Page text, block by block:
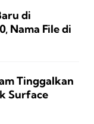
di
Nama File di
Tinggalkan
Surface